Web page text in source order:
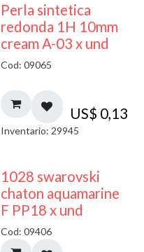
Perla sintetica
redonda 1H 10mm
cream A-03 x und
Cod: 09065
US$ 0,13
Inventario: 29945
1028 swarovski
chaton aquamarine
F PP18 x und
Cod: 09406